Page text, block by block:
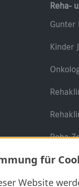
für
Website
Reha-
Gunter
Kinder
Reha